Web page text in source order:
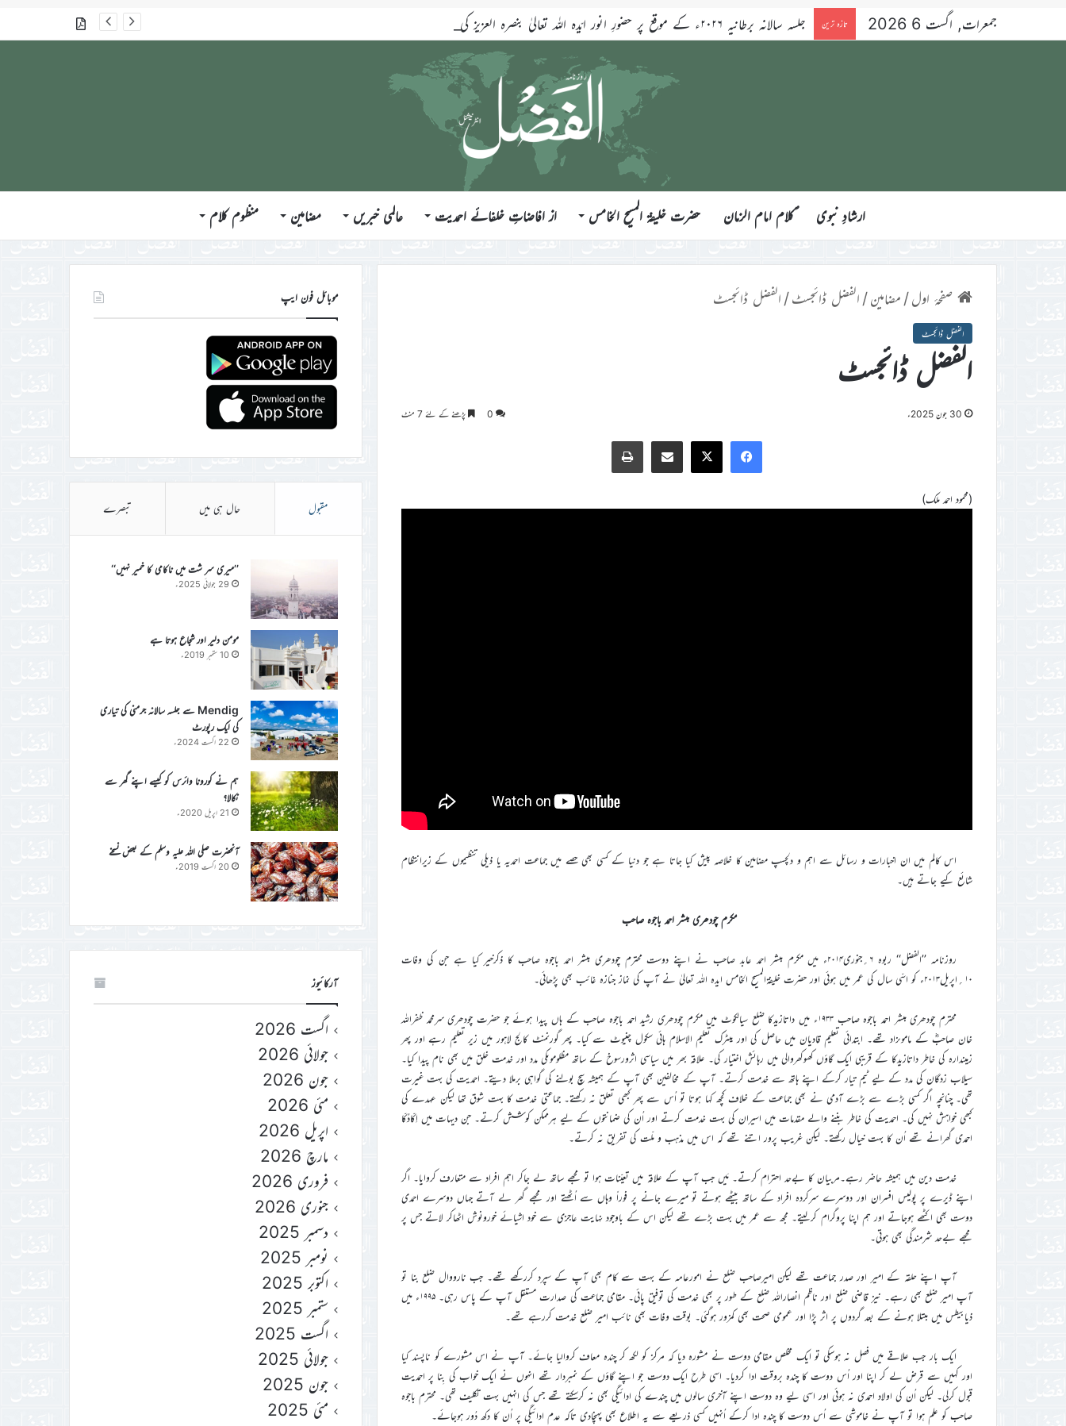
جمعرات, اگست 6 2026 تازہ ترین گذشتہ شمارے
ارشادِ نبوی ؑکلام امام الزمان حضرت خلیفۃ المسیح الخامس از افاضاتِ خلفائے احمدیت عالمی خبریں مضامین منظوم کلام
صفحۂ اول/ مضامین/ الفضل ڈائجسٹ/ الفضل ڈائجسٹ
الفضل ڈائجسٹ
الفضل ڈائجسٹ
30 جون 2025ء 0 پڑھنے کے لئے 7 منٹ
Facebook
X
Share via Email
Print
(محمود احمد ملک)
اس کالم میں ان اخبارات و رسائل سے اہم و دلچسپ مضامین کا خلاصہ پیش کیا جاتا ہے جو دنیا کے کسی بھی حصے میں جماعت احمدیہ یا ذیلی تنظیموں کے زیرانتظام
شائع کیے جاتے ہیں۔
مکرم چودھری مبشر احمد باجوہ صاحب
روزنامہ ’’الفضل‘‘ ربوہ ۶؍جنوری۲۰۱۴ء میں مکرم مبشر احمد عابد صاحب نے اپنے دوست محترم چودھری مبشر احمد باجوہ صاحب کا ذکرخیر کیا ہے جن کی وفات
۱۰؍اپریل۲۰۱۳ء کو اسّی سال کی عمر میں ہوئی اور حضرت خلیفۃالمسیح الخامس ایدہ اللہ تعالیٰ نے آپ کی نماز جنازہ غائب بھی پڑھائی۔
محترم چودھری مبشر احمد باجوہ صاحب ۱۹۳۳ء میں داتازیدکا ضلع سیالکوٹ میں مکرم چودھری رشید احمد باجوہ صاحب کے ہاں پیدا ہوئے جو حضرت چودھری سرمحمد ظفراللہ
خان صاحبؓ کے ماموںزاد تھے۔ ابتدائی تعلیم قادیان میں حاصل کی اور میٹرک تعلیم الاسلام ہائی سکول چنیوٹ سے کیا۔ پھر گورنمنٹ کالج لاہور میں زیر تعلیم رہے اور پھر
زمیندارہ کی خاطر داتازیدکا کے قریبی ایک گاؤں کھوکھروالی میں رہائش اختیار کی۔ علاقہ بھر میں سیاسی اثرورسوخ کے ساتھ مظلوموںکی مدد اور خدمت خلق میں بھی نام پیدا کیا۔
سیلاب زدگان کی مدد کے لیے ٹیم تیار کرکے اپنے ہاتھ سے خدمت کرتے۔ آپ کے مخالفین بھی آپ کے ہمیشہ سچ بولنے کی گواہی برملا دیتے۔ احمدیت کی بہت غیرت
تھی۔ چنانچہ اگر کسی بڑے سے بڑے آدمی نے بھی جماعت کے خلاف کچھ کہا ہوتا تو اُس سے پھر کبھی تعلق نہ رکھتے۔ جماعتی خدمت کا بہت شوق تھا لیکن عہدے کی
کبھی خواہش نہیں کی۔ احمدیت کی خاطر بننے والے مقدمات میں اسیران کی بہت خدمت کرتے اور اُن کی ضمانتوں کے لیے ہرممکن کوشش کرتے۔ جن دیہات میں اِکّادُکّا
احمدی گھرانے تھے اُن کا بہت خیال رکھتے۔ لیکن غریب پرور اتنے تھے کہ اس میں مذہب و ملّت کی تفریق نہ کرتے۔
خدمت دین میں ہمیشہ حاضر رہے۔مربیان کا بےحد احترام کرتے۔ مَیں جب آپ کے علاقہ میں تعیّنات ہوا تو مجھے ساتھ لے جاکر اہم افراد سے متعارف کروایا۔ اگر
اپنے ڈیرے پر پولیس افسران اور دوسرے سرکردہ افراد کے ساتھ بیٹھے ہوتے تو میرے جانے پر فوراً وہاں سے اُٹھتے اور مجھے گھر لے آتے جہاں دوسرے احمدی
دوست بھی اکٹھے ہوجاتے اور ہم اپنا پروگرام کرلیتے۔ مجھ سے عمر میں بہت بڑے تھے لیکن اس کے باوجود نہایت عاجزی سے خود اشیائے خورونوش اٹھاکر لاتے جس پر
مجھے بےحد شرمندگی بھی ہوتی۔
آپ اپنے حلقہ کے امیر اور صدر جماعت تھے لیکن امیرصاحب ضلع نے امورعامہ کے بہت سے کام بھی آپ کے سپرد کررکھے تھے۔ جب نارووال ضلع بنا تو
آپ امیر ضلع بھی رہے۔ نیز قاضی ضلع اور ناظم انصاراللہ ضلع کے طور پر بھی خدمت کی توفیق پائی۔ مقامی جماعت کی صدارت مستقل آپ کے پاس رہی۔ ۱۹۹۵ء میں
ذیابیطس میں مبتلا ہونے کے بعد گردوں پر اثر پڑا اور عمومی صحت بھی کمزور ہوگئی۔ بوقت وفات بھی نائب امیر ضلع خدمت کررہے تھے۔
ایک بار جب علاقے میں فصل نہ ہوسکی تو ایک مخلص مقامی دوست نے مشورہ دیا کہ مرکز کو لکھ کر چندہ معاف کروالیا جائے۔ آپ نے اس مشورے کو ناپسند کیا
اور کہیں سے قرض لے کر اپنا اور اُس دوست کا چندہ بروقت ادا کردیا۔ اسی طرح ایک دوست جو اپنے گاؤں کے نمبردار تھے انہوں نے ایک خواب کی بِنا پر احمدیت
قبول کرلی۔ لیکن اُن کی اولاد احمدی نہ ہوئی اور اسی لیے وہ دوست اپنے آخری سالوں میں چندے کی ادائیگی بھی نہ کرسکتے تھے جس کی انہیں بہت تکلیف تھی۔ محترم باجوہ
صاحب کو علم ہوا تو آپ نے خاموشی سے اُس دوست کا چندہ ادا کرکے اُنہیں کسی ذریعے سے یہ اطلاع بھی پہنچادی تاکہ عدم ادائیگی پر اُن کا دکھ دُور ہوجائے۔
موبائل فون ایپ
مقبول حال ہی میں تبصرے
’’میری سر شت میں ناکامی کا خمیر نہیں‘‘
29 جولائی 2025ء
مومن دلیر اور شجاع ہوتا ہے
10 ستمبر 2019ء
Mendig سے جلسہ سالانہ جرمنی کی تیاری
کی ایک رپورٹ
22 اگست 2024ء
ہم نے کورونا وائرس کو کیسے اپنے گھر سے
نکالا؟
21 اپریل 2020ء
آنحضرت صلی اللہ علیہ وسلم کے بعض نسخے
20 اگست 2019ء
آرکائیوز
اگست 2026
جولائی 2026
جون 2026
مئی 2026
اپریل 2026
مارچ 2026
فروری 2026
جنوری 2026
دسمبر 2025
نومبر 2025
اکتوبر 2025
ستمبر 2025
اگست 2025
جولائی 2025
جون 2025
مئی 2025